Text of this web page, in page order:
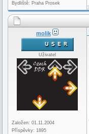
Bydliště: Praha Prosek
molik
Uživatel
Založen: 01.11.2004
Příspěvky: 1895